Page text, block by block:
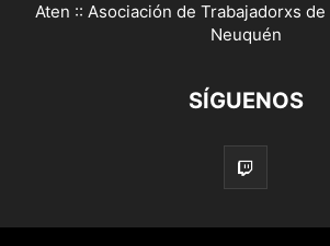
Aten :: Asociación de Trabajadorxs
Neuquén
SÍGUENOS